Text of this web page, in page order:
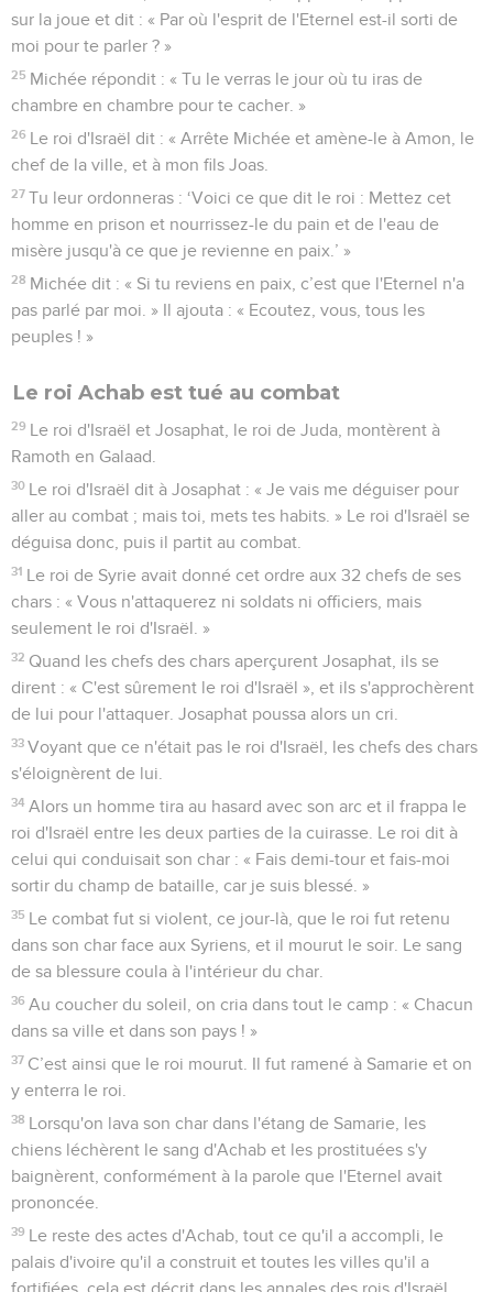
sur la joue et dit : « Par où l'esprit de l'Eternel est-il sorti de
moi pour te parler ? »
25 Michée répondit : « Tu le verras le jour où tu iras de
chambre en chambre pour te cacher. »
26 Le roi d'Israël dit : « Arrête Michée et amène-le à Amon, le
chef de la ville, et à mon fils Joas.
27 Tu leur ordonneras : ‘Voici ce que dit le roi : Mettez cet
homme en prison et nourrissez-le du pain et de l'eau de
misère jusqu'à ce que je revienne en paix.’ »
28 Michée dit : « Si tu reviens en paix, c’est que l'Eternel n'a
pas parlé par moi. » Il ajouta : « Ecoutez, vous, tous les
peuples ! »
Le roi Achab est tué au combat
29 Le roi d'Israël et Josaphat, le roi de Juda, montèrent à
Ramoth en Galaad.
30 Le roi d'Israël dit à Josaphat : « Je vais me déguiser pour
aller au combat ; mais toi, mets tes habits. » Le roi d'Israël se
déguisa donc, puis il partit au combat.
31 Le roi de Syrie avait donné cet ordre aux 32 chefs de ses
chars : « Vous n'attaquerez ni soldats ni officiers, mais
seulement le roi d'Israël. »
32 Quand les chefs des chars aperçurent Josaphat, ils se
dirent : « C'est sûrement le roi d'Israël », et ils s'approchèrent
de lui pour l'attaquer. Josaphat poussa alors un cri.
33 Voyant que ce n'était pas le roi d'Israël, les chefs des chars
s'éloignèrent de lui.
34 Alors un homme tira au hasard avec son arc et il frappa le
roi d'Israël entre les deux parties de la cuirasse. Le roi dit à
celui qui conduisait son char : « Fais demi-tour et fais-moi
sortir du champ de bataille, car je suis blessé. »
35 Le combat fut si violent, ce jour-là, que le roi fut retenu
dans son char face aux Syriens, et il mourut le soir. Le sang
de sa blessure coula à l'intérieur du char.
36 Au coucher du soleil, on cria dans tout le camp : « Chacun
dans sa ville et dans son pays ! »
37 C’est ainsi que le roi mourut. Il fut ramené à Samarie et on
y enterra le roi.
38 Lorsqu'on lava son char dans l'étang de Samarie, les
chiens léchèrent le sang d'Achab et les prostituées s'y
baignèrent, conformément à la parole que l'Eternel avait
prononcée.
39 Le reste des actes d'Achab, tout ce qu'il a accompli, le
palais d'ivoire qu'il a construit et toutes les villes qu'il a
fortifiées, cela est décrit dans les annales des rois d'Israël.